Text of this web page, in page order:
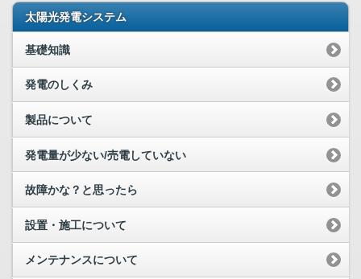
太陽光発電システム
基礎知識
発電のしくみ
製品について
発電量が少ない/売電していない
故障かな？と思ったら
設置・施工について
メンテナンスについて